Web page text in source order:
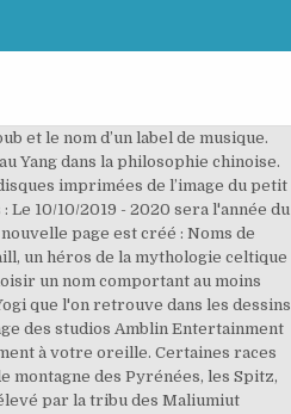
et le nom d’un label de musique.
Yang dans la philosophie chinoise.
imprimées de l’image du petit
Le 10/10/2019 - 2020 sera l'année du
page est créé : Noms de
un héros de la mythologie celtique
un nom comportant au moins
que l'on retrouve dans les dessins
des studios Amblin Entertainment
à votre oreille. Certaines races
montagne des Pyrénées, les Spitz,
par la tribu des Maliumiut